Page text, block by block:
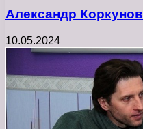
Александр Коркунов
10.05.2024